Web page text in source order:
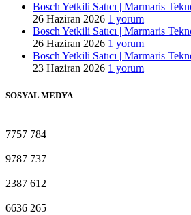
Bosch Yetkili Satıcı | Marmaris
26 Haziran 2026 1 yorum
Bosch Yetkili Satıcı | Marmaris
26 Haziran 2026 1 yorum
Bosch Yetkili Satıcı | Marmaris
23 Haziran 2026 1 yorum
SOSYAL MEDYA
7757 784
9787 737
2387 612
6636 265